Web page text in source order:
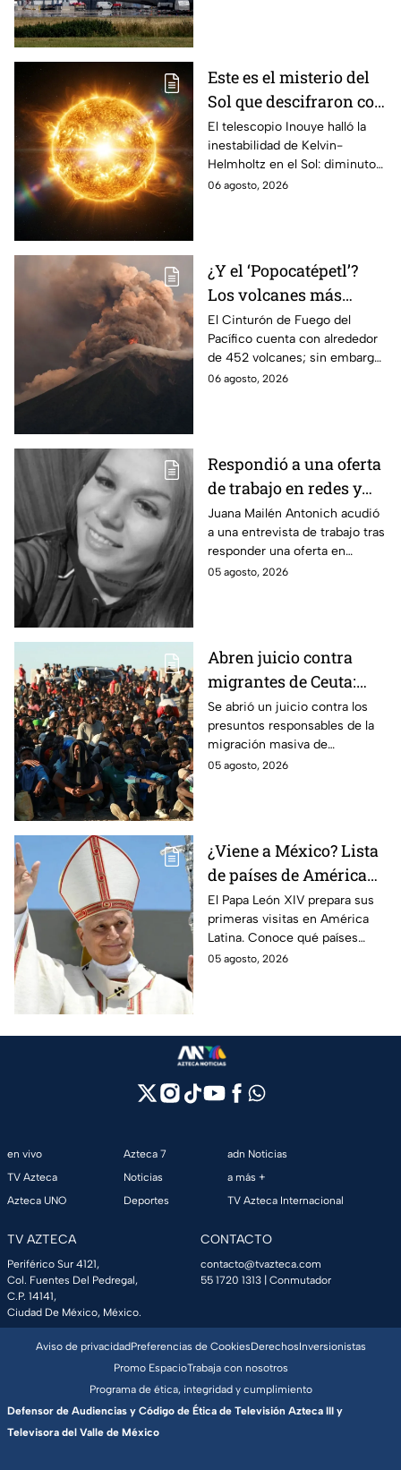
Este es el misterio del
Sol que descifraron con
un telescopio en
Hawái: explica las
tormentas solares que
afectan a la Tierra
El telescopio Inouye halló la
inestabilidad de Kelvin-
Helmholtz en el Sol: diminutos
remolinos que explicarían el
06 agosto, 2026
¿Y el ‘Popocatépetl’?
Los volcanes más
activos del Cinturón de
Fuego
El Cinturón de Fuego del
Pacífico cuenta con alrededor
de 452 volcanes; sin embargo,
solo algunos de ellos presentan
06 agosto, 2026
Respondió a una oferta
de trabajo en redes y
nunca volvió: La
historia detrás del
feminicidio de Juana
Mailén Antonich
Juana Mailén Antonich acudió
a una entrevista de trabajo tras
responder una oferta en
Facebook; fue hallada sin vida
05 agosto, 2026
Abren juicio contra
migrantes de Ceuta:
Son acusados de
provocar éxodo de más
de 70 mil personas
Se abrió un juicio contra los
presuntos responsables de la
migración masiva de
Marruecos a España en la
05 agosto, 2026
¿Viene a México? Lista
de países de América
Latina que el Papa León
XIV visitará
El Papa León XIV prepara sus
primeras visitas en América
Latina. Conoce qué países
están en su agenda y si
05 agosto, 2026
en vivo
TV Azteca
Azteca UNO
Azteca 7
Noticias
Deportes
adn Noticias
a más +
TV Azteca Internacional
TV AZTECA
Periférico Sur 4121,
Col. Fuentes Del Pedregal,
C.P. 14141,
Ciudad De México, México.
CONTACTO
contacto@tvazteca.com
55 1720 1313 | Conmutador
Aviso de privacidadPreferencias de CookiesDerechosInversionistas
Promo EspacioTrabaja con nosotros
Programa de ética, integridad y cumplimiento
Defensor de Audiencias y Código de Ética de Televisión Azteca III y
Televisora del Valle de México